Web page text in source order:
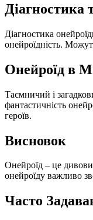
Діагностика
Діагностика
онейроїдність.
Онейроїд в
Таємничий і
фантастичність
героїв.
Висновок
Онейроїд – це
онейроїду важливо
Часто